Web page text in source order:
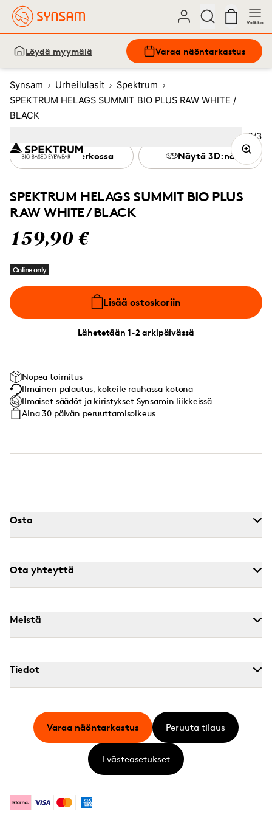
Valikko
Löydä myymälä Varaa näöntarkastus
Synsam Urheilulasit
Spektrum
SPEKTRUM HELAGS SUMMIT BIO PLUS RAW WHITE /
BLACK
SPEKTRUM HELAGS SUMMIT BIO PLUS
RAW WHITE / BLACK
159,90 €
Online only
Lisää ostoskoriin
Lähetetään 1-2 arkipäivässä
Kokeile verkossa Näytä 3D:nä
Nopea toimitus
Ilmainen palautus, kokeile rauhassa kotona
Ilmaiset säädöt ja kiristykset Synsamin liikkeissä
Aina 30 päivän peruuttamisoikeus
Kuva
2/3
Image1 3
Osta
Ota yhteyttä
Meistä
Tiedot
KlarnaVisa MastercardAmerican Express
Varaa näöntarkastus Peruuta tilaus
Evästeasetukset